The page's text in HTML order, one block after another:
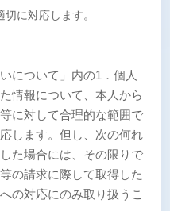
に対応します。
について」内の1．個人
情報について、本人から
に対して合理的な範囲で
します。但し、次の何れ
た場合には、その限りで
の請求に際して取得した
の対応にのみ取り扱うこ